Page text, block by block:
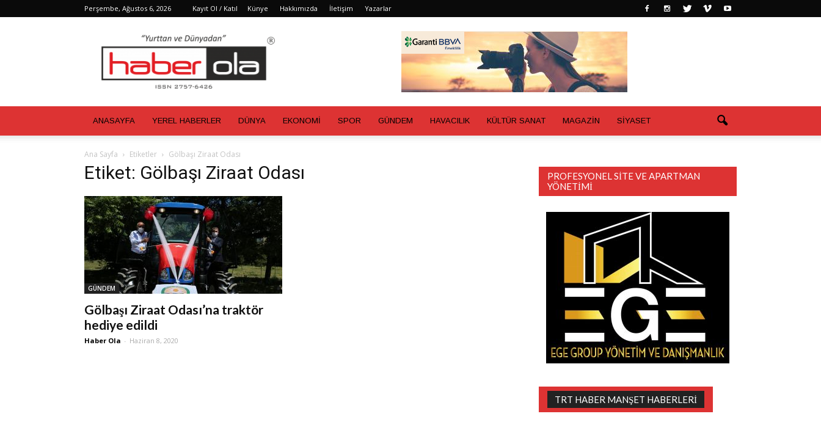
Perşembe, Ağustos 6, 2026 Kayıt Ol / Katıl Künye Hakkımızda İletişim Yazarlar
ANASAYFA YEREL HABERLER DÜNYA EKONOMİ SPOR GÜNDEM HAVACILIK KÜLTÜR SANAT MAGAZİN SİYASET
Ana Sayfa Etiketler Gölbaşı Ziraat Odası
Etiket: Gölbaşı Ziraat Odası
GÜNDEM
Gölbaşı Ziraat Odası’na traktör
hediye edildi
Haber Ola - Haziran 8, 2020
PROFESYONEL SITE VE APARTMAN
YÖNETIMI
TRT HABER MANŞET HABERLERI